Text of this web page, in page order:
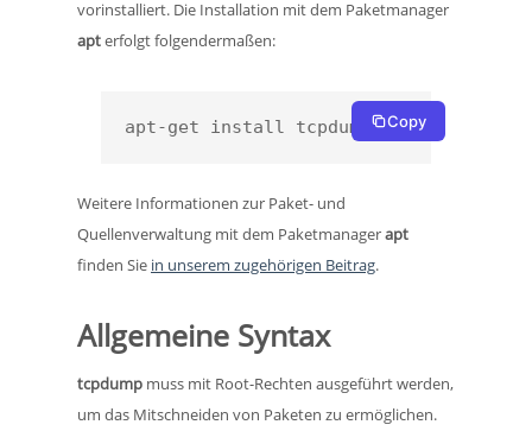
vorinstalliert. Die Installation mit dem Paketmanager
apterfolgt folgendermaßen:
apt-get install tcpdump Copy
Weitere Informationen zur Paket- und
Quellenverwaltung mit dem Paketmanagerapt
finden Sie in unserem zugehörigen Beitrag.
Allgemeine Syntax
tcpdump muss mit Root-Rechten ausgeführt werden,
um das Mitschneiden von Paketen zu ermöglichen.